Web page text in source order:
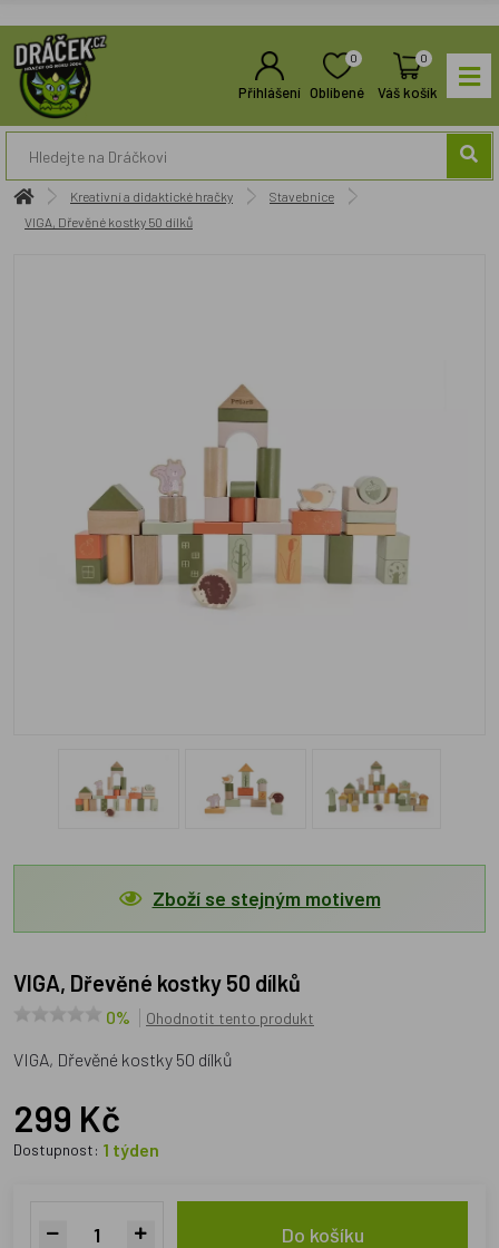
Přihlášení
0
Oblíbené
0
Váš košík
Kreativní a didaktické hračky
Stavebnice
VIGA, Dřevěné kostky 50 dílků
Zboží se stejným motivem
VIGA, Dřevěné kostky 50 dílků
0% Ohodnotit tento produkt
VIGA, Dřevěné kostky 50 dílků
299 Kč
Dostupnost: 1 týden
Do košíku